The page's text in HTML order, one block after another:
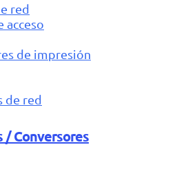
red
acceso
de impresión
de red
/ Conversores